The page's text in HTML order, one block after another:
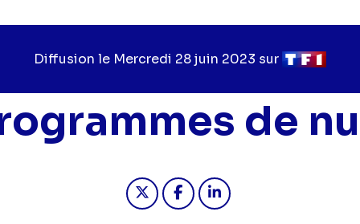
Diffusion le Jour
diffusion
Mercredi 28 juin 2023 surChaîne
diffusion
de
Partager "2023-06-28 03:05
Partager "2023-06-28